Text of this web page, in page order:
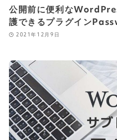
公開前に便利な
護できるプラグイン
2021年12月9日